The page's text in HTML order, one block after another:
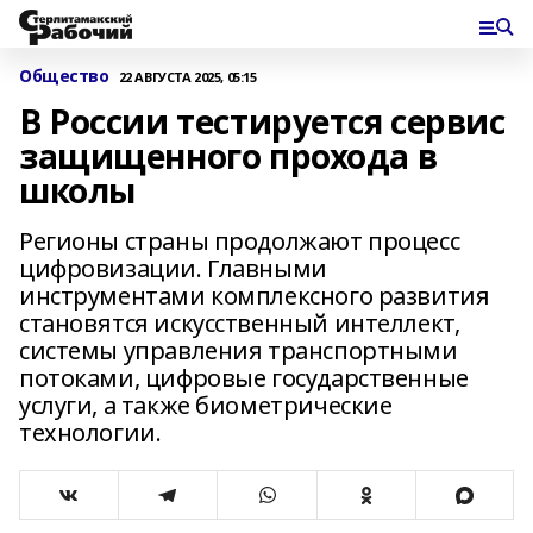
Общество 22 АВГУСТА 2025, 05:15
В России тестируется сервис
защищенного прохода в
школы
Регионы страны продолжают процесс
цифровизации. Главными
инструментами комплексного развития
становятся искусственный интеллект,
системы управления транспортными
потоками, цифровые государственные
услуги, а также биометрические
технологии.